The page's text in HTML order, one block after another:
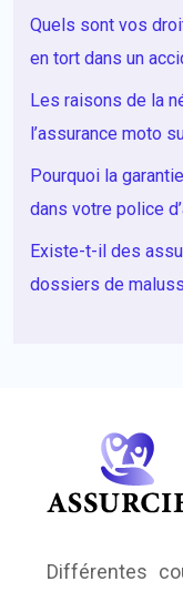
Quels sont vos
en tort dans un
Les raisons de la
l’assurance moto
Pourquoi la
dans votre police
Existe-t-il des
dossiers de
Différentes